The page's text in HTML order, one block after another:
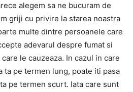
alegem sa ne bucuram de
griji cu privire la starea noastra
multe dintre persoanele care
adevarul despre fumat si
le cauzeaza. In cazul in care
ta pe termen lung, poate iti pasa
pe termen scurt. Iata care sunt